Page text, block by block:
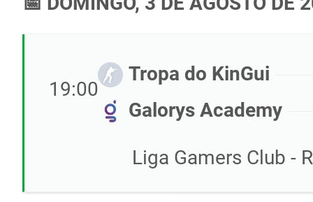
19:00
Tropa do KinGui
Galorys Academy
Liga Gamers Club -